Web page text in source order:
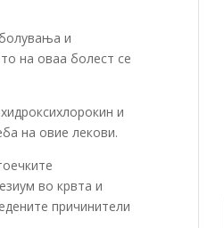
и
на оваа болест се
и
на овие лекови.
во крвта и
причинители